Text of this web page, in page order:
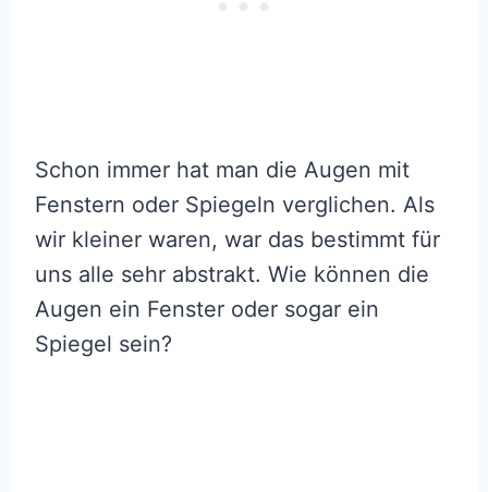
Schon immer hat man die Augen mit
Fenstern oder Spiegeln verglichen. Als
wir kleiner waren, war das bestimmt für
uns alle sehr abstrakt. Wie können die
Augen ein Fenster oder sogar ein
Spiegel sein?